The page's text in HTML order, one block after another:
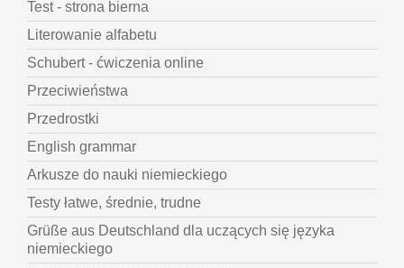
Test - strona bierna
Literowanie alfabetu
Schubert - ćwiczenia online
Przeciwieństwa
Przedrostki
English grammar
Arkusze do nauki niemieckiego
Testy łatwe, średnie, trudne
Grüße aus Deutschland dla uczących się języka
niemieckiego